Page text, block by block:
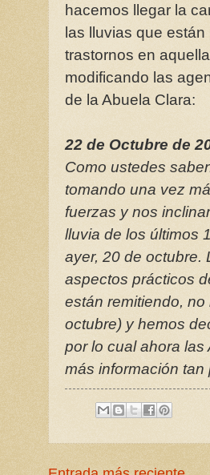
hacemos llegar la
las lluvias que
trastornos en
modificando las
de la Abuela Clara:
22 de Octubre de
Como ustedes
tomando una vez
fuerzas y nos
lluvia de los últimos
ayer, 20 de octubre.
aspectos prácticos
están remitiendo,
octubre) y hemos
por lo cual ahora
más información